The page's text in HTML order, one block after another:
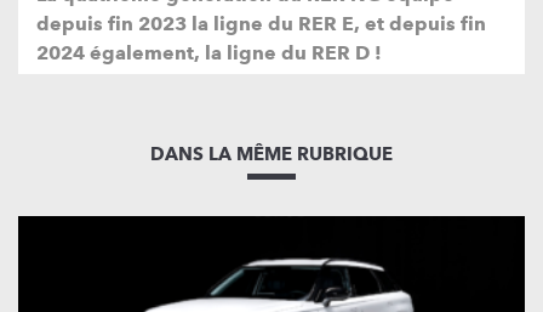
depuis fin 2023 la ligne du RER E, et depuis fin
2024 également, la ligne du RER D !
DANS LA MÊME RUBRIQUE